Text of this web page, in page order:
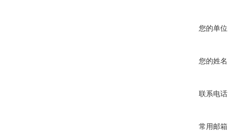
您的单位
您的姓名
联系电话
常用邮箱